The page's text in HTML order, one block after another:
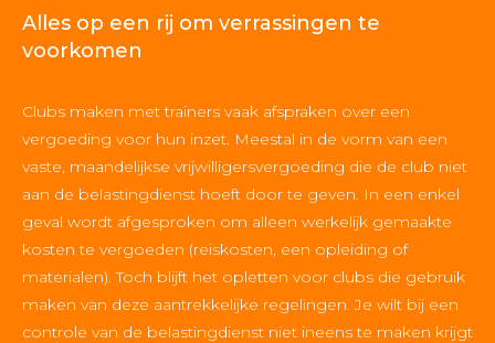
Alles op een rij om verrassingen te
voorkomen
Clubs maken met trainers vaak afspraken over een
vergoeding voor hun inzet. Meestal in de vorm van een
vaste, maandelijkse vrijwilligersvergoeding die de club niet
aan de belastingdienst hoeft door te geven. In een enkel
geval wordt afgesproken om alleen werkelijk gemaakte
kosten te vergoeden (reiskosten, een opleiding of
materialen). Toch blijft het opletten voor clubs die gebruik
maken van deze aantrekkelijke regelingen. Je wilt bij een
controle van de belastingdienst niet ineens te maken krijgt